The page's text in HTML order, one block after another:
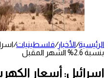
الرئيسية/الأخبار/فلسطينيات/
بنسبة 2.6% الشهر المقبل
اسرائيل: أسعار